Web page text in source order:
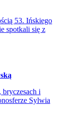
53. Ińskiego
spotkali się z
i
Sylwia